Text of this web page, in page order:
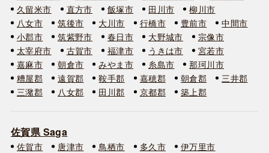
久留米市
直方市 飯塚市 田川市
柳川市
八女市
筑後市 大川市 行橋市 豊前市
中間市
小郡市
筑紫野市 春日市 大野城市
宗像市
太宰府市
古賀市 福津市 うきは市
宮若市
嘉麻市
朝倉市 みやま市 糸島市
那珂川市
糟屋郡
遠賀郡 鞍手郡 嘉穂郡 朝倉郡
三井郡
三潴郡
八女郡 田川郡 京都郡 築上郡
佐賀県 Saga
佐賀市 唐津市 鳥栖市 多久市
伊万里市